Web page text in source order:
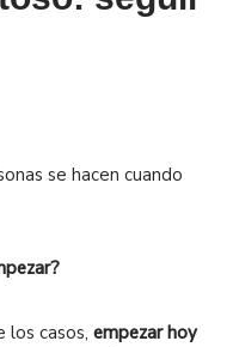
se hacen cuando
los casos, empezar hoy